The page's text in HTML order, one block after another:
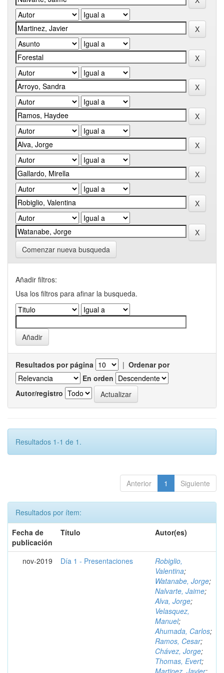
Comenzar nueva busqueda
Añadir filtros:
Usa los filtros para afinar la busqueda.
Resultados por página | Ordenar por
En orden
Autor/registro
Resultados 1-1 de 1.
Anterior 1 Siguiente
Resultados por ítem:
Fecha de
publicación
Título Autor(es)
nov-2019 Día 1 - Presentaciones
Robiglio,
Valentina;
Watanabe, Jorge;
Nalvarte, Jaime;
Alva, Jorge;
Velasquez,
Manuel;
Ahumada, Carlos;
Ramos, Cesar;
Chávez, Jorge;
Thomas, Evert;
Martinez, Javier;